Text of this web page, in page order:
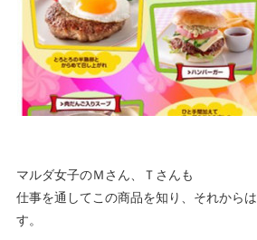
マルダ女子のＭさん、Ｔさんも
仕事を通してこの商品を知り、それから
す。